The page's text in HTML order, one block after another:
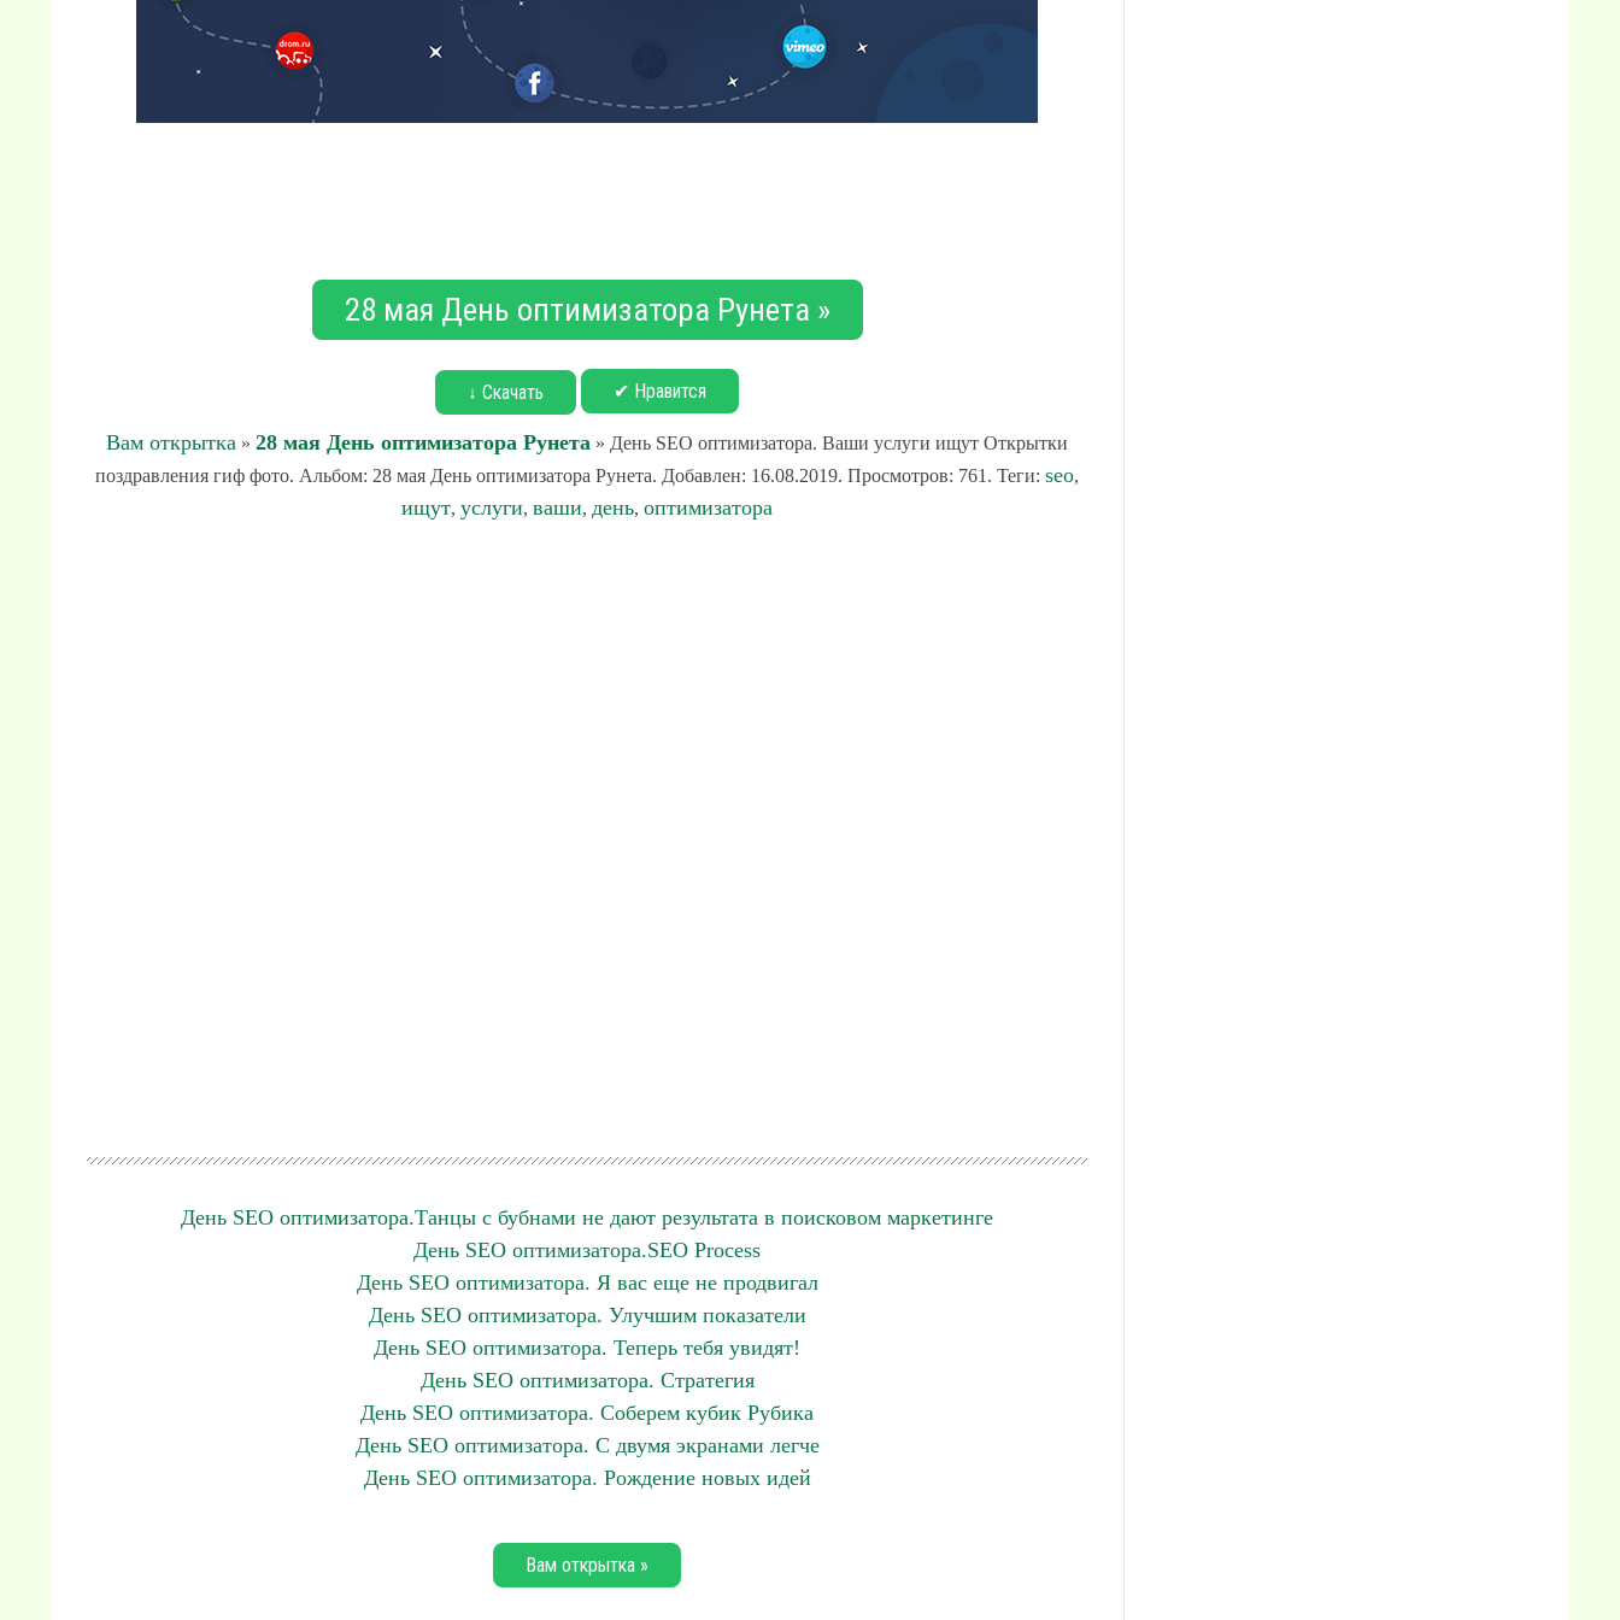
28 мая День оптимизатора Рунета »
↓ Скачать ✔ Нравится
Вам открытка » 28 мая День оптимизатора Рунета » День SEO оптимизатора. Ваши услуги ищут Открытки
поздравления гиф фото. Альбом: 28 мая День оптимизатора Рунета. Добавлен: 16.08.2019. Просмотров: 761. Теги: seo,
ищут, услуги, ваши, день, оптимизатора
День SEO оптимизатора.Танцы с бубнами не дают результата в поисковом маркетинге
День SEO оптимизатора.SEO Process
День SEO оптимизатора. Я вас еще не продвигал
День SEO оптимизатора. Улучшим показатели
День SEO оптимизатора. Теперь тебя увидят!
День SEO оптимизатора. Стратегия
День SEO оптимизатора. Соберем кубик Рубика
День SEO оптимизатора. С двумя экранами легче
День SEO оптимизатора. Рождение новых идей
Вам открытка »